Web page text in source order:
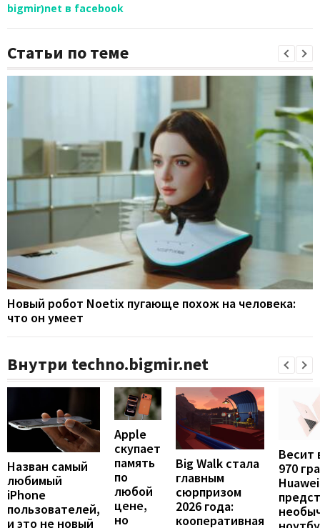
bigmir)net в facebook
Статьи по теме
Новый робот Noetix пугающе похож на человека:
что он умеет
Внутри techno.bigmir.net
Назван самый
любимый
iPhone
пользователей,
и это не новый
Apple
скупает
память
по
любой
цене,
но
Big Walk стала
главным
сюрпризом
2026 года:
кооперативная
Весит
970
Huawei